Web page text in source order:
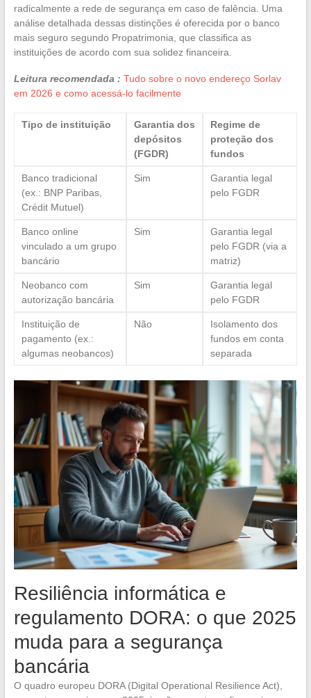
radicalmente a rede de segurança em caso de falência. Uma
análise detalhada dessas distinções é oferecida por o banco
mais seguro segundo Propatrimonia, que classifica as
instituições de acordo com sua solidez financeira.
Leitura recomendada : Tudo sobre o novo endereço Sorlav
em 2026 e como acessá-lo facilmente
Tipo de instituição
Garantia dos
depósitos
(FGDR)
Regime de
proteção dos
fundos
Banco tradicional
(ex.: BNP Paribas,
Crédit Mutuel)
Sim
Garantia legal
pelo FGDR
Banco online
vinculado a um grupo
bancário
Sim
Garantia legal
pelo FGDR (via a
matriz)
Neobanco com
autorização bancária
Sim
Garantia legal
pelo FGDR
Instituição de
pagamento (ex.:
algumas neobancos)
Não
Isolamento dos
fundos em conta
separada
Resiliência informática e
regulamento DORA: o que 2025
muda para a segurança
bancária
O quadro europeu DORA (Digital Operational Resilience Act),